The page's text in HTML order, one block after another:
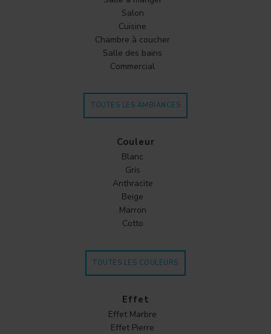
Salon
Cuisine
Chambre à coucher
Salle des bains
Commercial
TOUTES LES AMBIANCES
Couleur
Blanc
Gris
Anthracite
Beige
Marron
Cotto
TOUTES LES COULEURS
Effet
Effet Marbre
Effet Pierre